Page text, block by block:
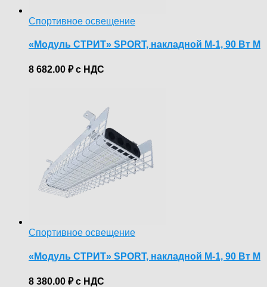
Спортивное освещение
«Модуль СТРИТ» SPORT, накладной М-1, 90 Вт М
8 682.00 ₽с НДС
Спортивное освещение
«Модуль СТРИТ» SPORT, накладной М-1, 90 Вт М
8 380.00 ₽с НДС